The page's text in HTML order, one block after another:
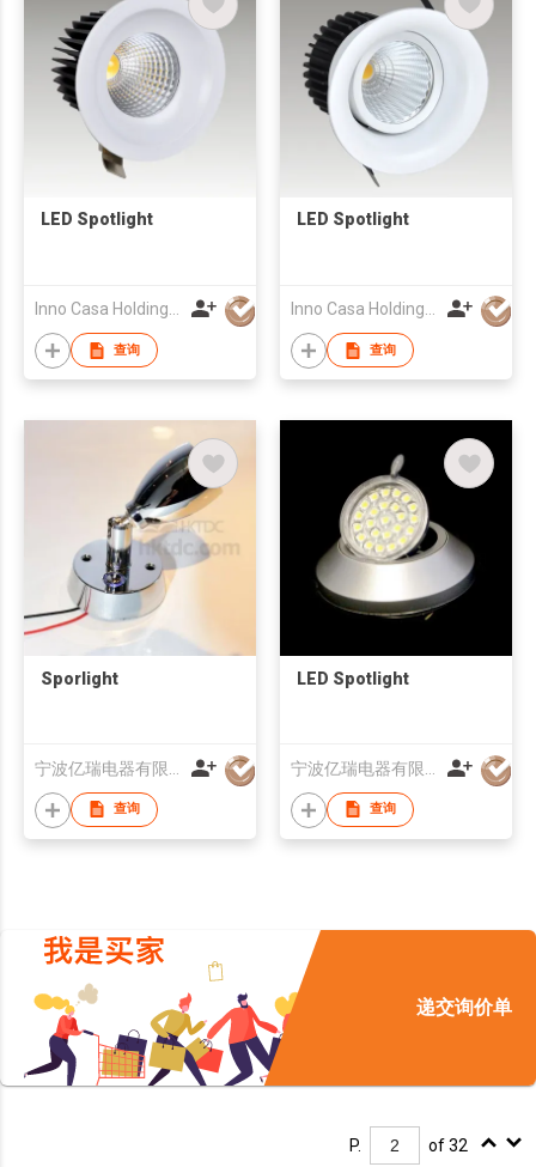
LED Spotlight
Inno Casa Holdings Limited
查询
LED Spotlight
Inno Casa Holdings Limited
查询
Sporlight
查询
LED Spotlight
查询
递交询价单
P. of 32